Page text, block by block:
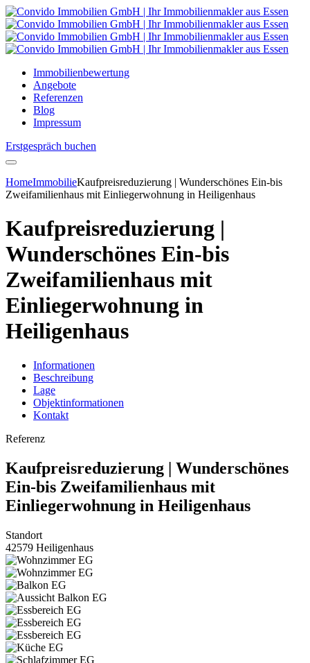
Immobilienbewertung
Angebote
Referenzen
Blog
Impressum
Erstgespräch buchen
HomeImmobilieKaufpreisreduzierung | Wunderschönes Ein-bis
Zweifamilienhaus mit Einliegerwohnung in Heiligenhaus
Kaufpreisreduzierung |
Wunderschönes Ein-bis
Zweifamilienhaus mit
Einliegerwohnung in
Heiligenhaus
Informationen
Beschreibung
Lage
Objektinformationen
Kontakt
Referenz
Kaufpreisreduzierung | Wunderschönes
Ein-bis Zweifamilienhaus mit
Einliegerwohnung in Heiligenhaus
Standort
42579 Heiligenhaus